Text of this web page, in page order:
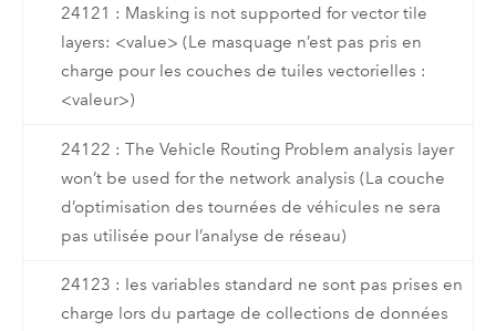
24121 : Masking is not supported for vector tile
layers: <value> (Le masquage n’est pas pris en
charge pour les couches de tuiles vectorielles :
<valeur>)
24122 : The Vehicle Routing Problem analysis layer
won’t be used for the network analysis (La couche
d’optimisation des tournées de véhicules ne sera
pas utilisée pour l’analyse de réseau)
24123 : les variables standard ne sont pas prises en
charge lors du partage de collections de données